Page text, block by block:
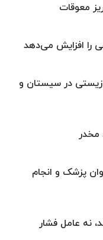
معوقات
را افزایش می‌دهد
در سیستان و
مخدر
پزشک و انجام
نه عامل فشار